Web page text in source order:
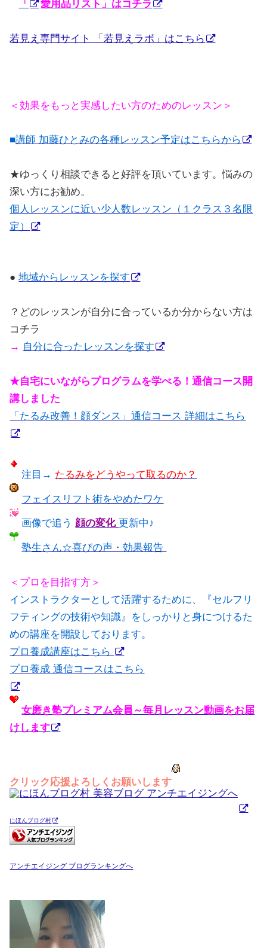
「 愛用品リスト」はコチラ
若見え専門サイト 「若見えラボ」はこちら
＜効果をもっと実感したい方のためのレッスン＞
■講師 加藤ひとみの各種レッスン予定はこちらから
★ゆっくり相談できると好評を頂いています。悩みの
深い方にお勧め。
個人レッスンに近い少人数レッスン（１クラス３名限
定）
●地域からレッスンを探す
？どのレッスンが自分に合っているか分からない方は
コチラ
→ 自分に合ったレッスンを探す
★自宅にいながらプログラムを学べる！通信コース開
講しました
「たるみ改善！顔ダンス」通信コース 詳細はこちら
注目→ たるみをどうやって取るのか？
フェイスリフト術をやめたワケ
画像で追う 顔の変化 更新中♪
塾生さん☆喜びの声・効果報告
＜プロを目指す方＞
インストラクターとして活躍するために、『セルフリ
フティングの技術や知識』をしっかりと身につけるた
めの講座を開設しております。
プロ養成講座はこちら
プロ養成 通信コースはこちら
女磨き塾プレミアム会員～毎月レッスン動画をお届
けします
クリック応援よろしくお願いします
にほんブログ村
アンチエイジング ブログランキングへ